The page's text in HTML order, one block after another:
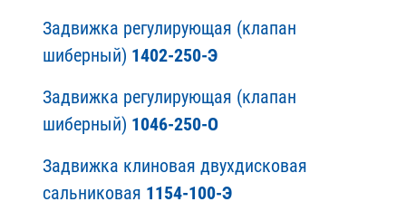
Задвижка регулирующая (клапан
шиберный) 1402-250-Э
Задвижка регулирующая (клапан
шиберный) 1046-250-О
Задвижка клиновая двухдисковая
сальниковая 1154-100-Э